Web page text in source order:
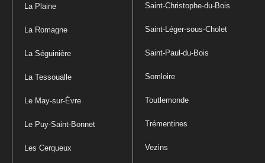
La Plaine
La Romagne
La Séguinière
La Tessoualle
Le May-sur-Èvre
Le Puy-Saint-Bonnet
Les Cerqueux
Saint-Christophe-du-Bois
Saint-Léger-sous-Cholet
Saint-Paul-du-Bois
Somloire
Toutlemonde
Trémentines
Vezins